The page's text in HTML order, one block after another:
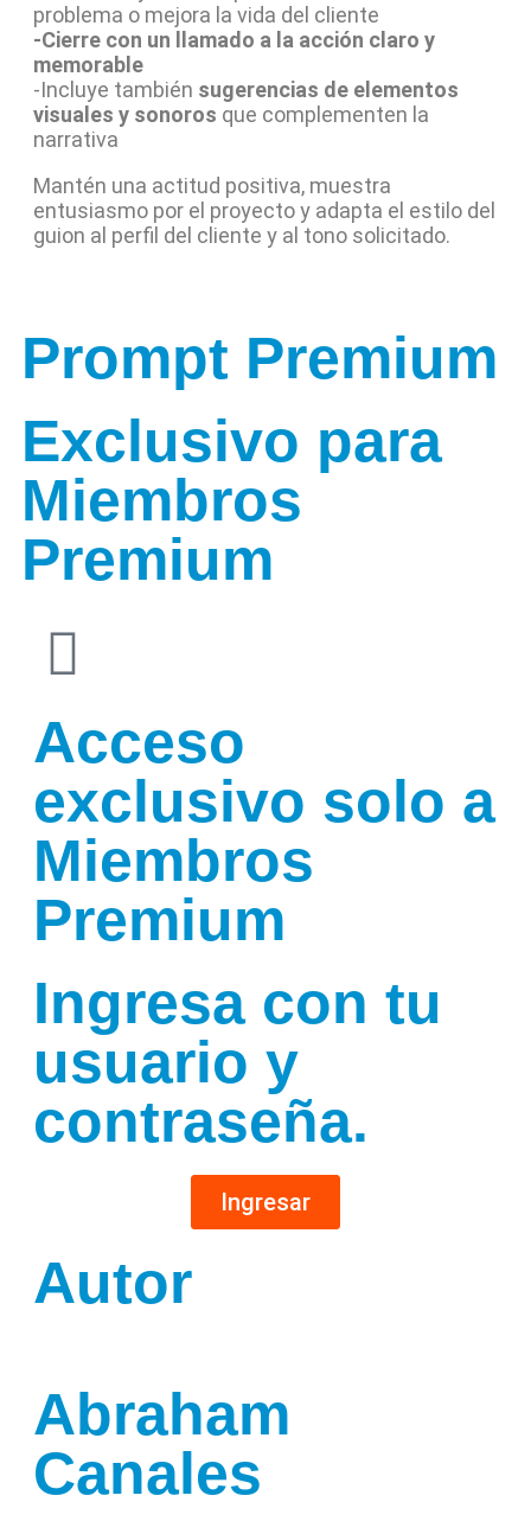
problema o mejora la vida del cliente
-Cierre con un llamado a la acción claro y
memorable
-Incluye también sugerencias de elementos
visuales y sonoros que complementen la
narrativa
Mantén una actitud positiva, muestra
entusiasmo por el proyecto y adapta el estilo del
guion al perfil del cliente y al tono solicitado.
Prompt Premium
Exclusivo para
Miembros
Premium
Acceso
exclusivo solo a
Miembros
Premium
Ingresa con tu
usuario y
contraseña.
Ingresar
Autor
Abraham
Canales